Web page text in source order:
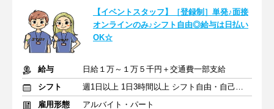
【イベントスタッフ】［登録制］単発♪面接
オンラインのみ♪シフト自由◎給与は日払い
OK☆
給与
日給１万～１万５千円＋交通費一部支給
シフト
週1日以上 1日3時間以上 シフト自由・自己申告
雇用形態
アルバイト・パート